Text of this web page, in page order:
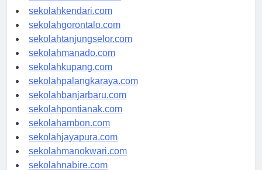
sekolahmakassar.com
sekolahkendari.com
sekolahgorontalo.com
sekolahtanjungselor.com
sekolahmanado.com
sekolahkupang.com
sekolahpalangkaraya.com
sekolahbanjarbaru.com
sekolahpontianak.com
sekolahambon.com
sekolahjayapura.com
sekolahmanokwari.com